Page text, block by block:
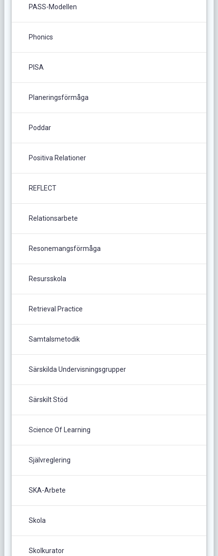
PASS-Modellen
Phonics
PISA
Planeringsförmåga
Poddar
Positiva Relationer
REFLECT
Relationsarbete
Resonemangsförmåga
Resursskola
Retrieval Practice
Samtalsmetodik
Särskilda Undervisningsgrupper
Särskilt Stöd
Science Of Learning
Självreglering
SKA-Arbete
Skola
Skolkurator